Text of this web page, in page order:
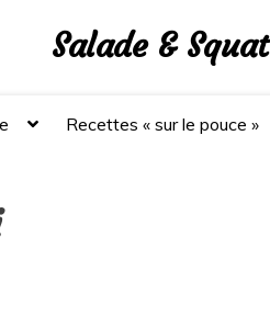
Salade & Squat
Recettes « sur le pouce »